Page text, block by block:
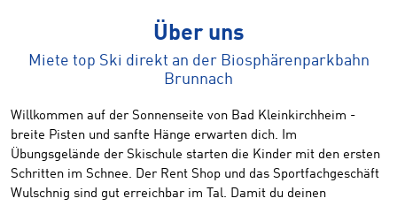
Über uns
Miete top Ski direkt an der Biosphärenparkbahn
Brunnach
Willkommen auf der Sonnenseite von Bad Kleinkirchheim -
breite Pisten und sanfte Hänge erwarten dich. Im
Übungsgelände der Skischule starten die Kinder mit den ersten
Schritten im Schnee. Der Rent Shop und das Sportfachgeschäft
Wulschnig sind gut erreichbar im Tal. Damit du deinen